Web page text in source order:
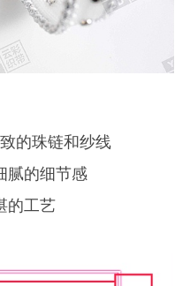
的珠链和纱线
腻的细节感
的工艺